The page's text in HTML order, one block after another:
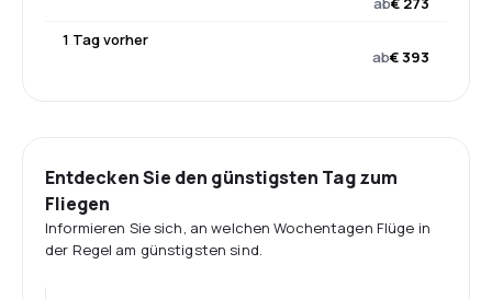
1 Tag vorher
ab€ 393
Entdecken Sie den günstigsten Tag zum
Fliegen
Informieren Sie sich, an welchen Wochentagen Flüge in
der Regel am günstigsten sind.